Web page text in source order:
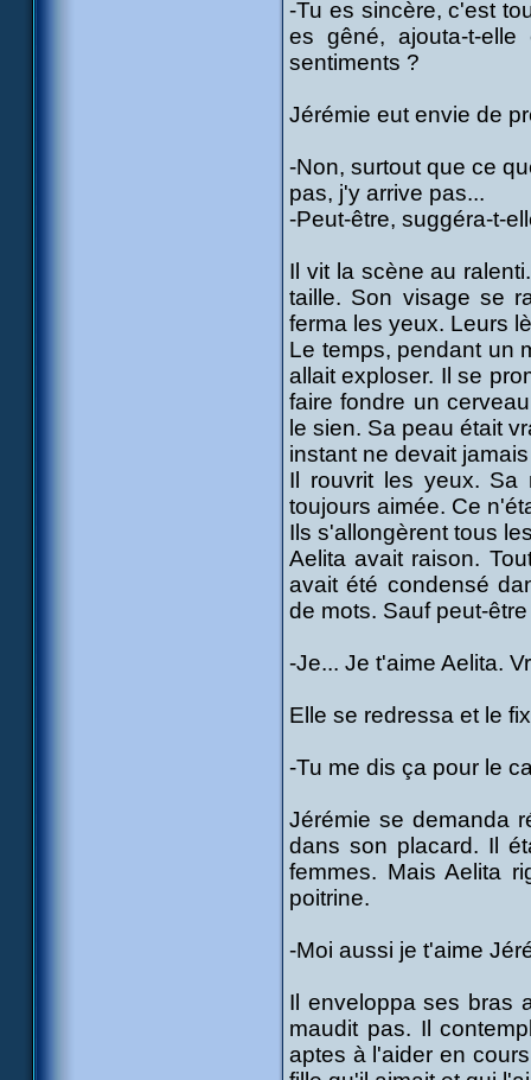
-Tu es sincère, c'est
es gêné, ajouta-t-
sentiments ?
Jérémie eut envie de
-Non, surtout que ce
pas, j'y arrive pas...
-Peut-être, suggéra-t-
Il vit la scène au
taille. Son visage se
ferma les yeux. Leurs
Le temps, pendant un
allait exploser. Il se
faire fondre un
le sien. Sa peau était
instant ne devait
Il rouvrit les yeux. Sa
toujours aimée. Ce
Ils s'allongèrent tous
Aelita avait raison.
avait été condensé
de mots. Sauf peut-
-Je... Je t'aime Aelita.
Elle se redressa et le
-Tu me dis ça pour le
Jérémie se demanda
dans son placard. Il
femmes. Mais Aelita
poitrine.
-Moi aussi je t'aime
Il enveloppa ses bras
maudit pas. Il
aptes à l'aider en